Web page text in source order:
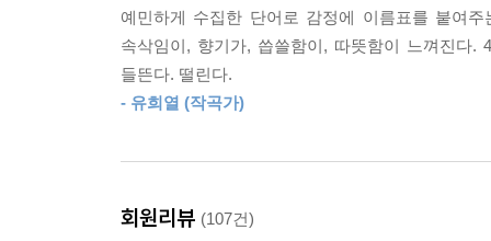
선 밖으로 나가떨어진다면 잠깐은 폼 날지언정
순간들은 추한 것이 아니란 걸. 아무도 영원히 근
--- p.191~192
에 길들여졌을 수많은 사람들의 자연스러운 내성
‘보통의 언어들’로 자신을 특별하게 채워나가는 시
노랫말이라는 것은 시어와는 또 달라서 표현의 개
깊숙이 가닿는 표현을 찾아낸다는 일은 얼마
예민하게 수집한 단어로 감정에 이름표를 붙여
속삭임이, 향기가, 씁쓸함이, 따뜻함이 느껴진다
들뜬다. 떨린다.
- 유희열 (작곡가)
회원리뷰 (107건)